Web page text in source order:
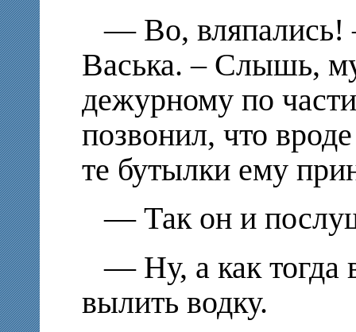
— Во, вляпались!
Васька. – Слышь,
дежурному по
позвонил, что
те бутылки ему
— Так он и
— Ну, а как тогда
вылить водку.